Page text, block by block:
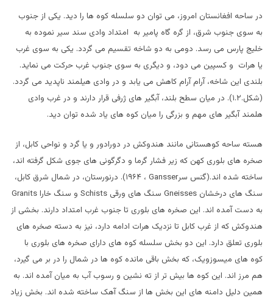
در ساحه افغانستان امروز، می توان دو سلسله کوه ها را دید. یکی از جنوب
به سوی جنوب شرق، از گره گاه پامیر به امتداد وادی سند سیر نموده به
خلیج پارس می رسد. دومی به دو شاخه تقسیم می گردد. یکی به سوی غرب
یا هرات و کسپین می دود، و دیگری به سوی جنوب غرب حرکت می نماید.
بلندی این شاخه، آرام آرام کاهش می یابد و در وادی هیلمند ناپدید می گردد.
(شکل.۱.۲). در میان سطح بلند، آبگیر های ژرفی قرار دارند و در غرب وادی
هلمند آبگیر های مهم و بزرگی را میان کوه های یاد شده توان دید.
هسته ساحه کوهستانی مانند هندوکش در دورادور و یا گرد و نواحی کابل، از
صخره های بلوری کهن که زیر فشار گرما و دگرگونی های جوی شکل گرفته اند،
ساخته شده اند.(گنس سرGansser
، ۱۹۶۴). درنورستان، در شمال شرق کابل،
سنگ های درخشان Gneisses سنگ های ورقی Schists و سنگ خاراGranits
به دست آمده اند. این صخره های بلوری تا جنوب غرب امتداد دارند. بخشی از
هندوکش که از غرب کابل تا نزدیک هرات ادامه دارد، نیز به دسته صخره های
بلوری تعلق دارد. این دو بخش سلسله کوه های دارای صخره های بلوری با
کوه های میسوزویک، که بخش باقی مانده کوه ها در شمال را در بر می گیرد،
هم مرز اند. این کوه ها بیش تر از ته نشین و رسوب آب به میان آمده اند. به
همین دلیل دامنه های این بخش ها از سنگ آهک ساخته شده اند. بخش زیاد